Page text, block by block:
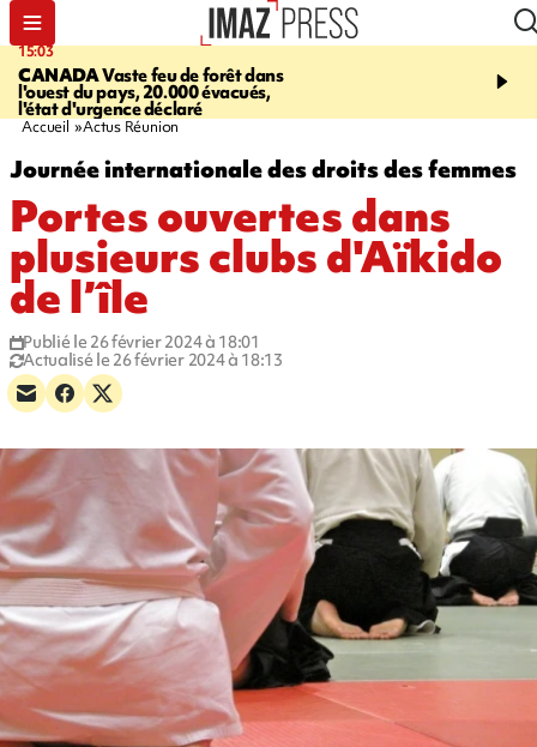
15:03
CANADAVaste feu de forêt dans
l'ouest du pays, 20.000 évacués,
l'état d'urgence déclaré
19:21
CONTRÔLES
end, 109 infractions
Accueil Actus Réunion
Journée internationale des droits des femmes
Portes ouvertes dans
plusieurs clubs d'Aïkido
de l’île
Publié le 26 février 2024 à 18:01
Actualisé le 26 février 2024 à 18:13